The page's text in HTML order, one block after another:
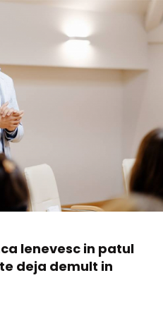
lenevesc in patul
deja demult in